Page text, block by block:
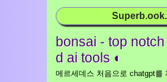
bonsai - top
d ai tools ◐
메르세데스 처음으로 chatgpt를